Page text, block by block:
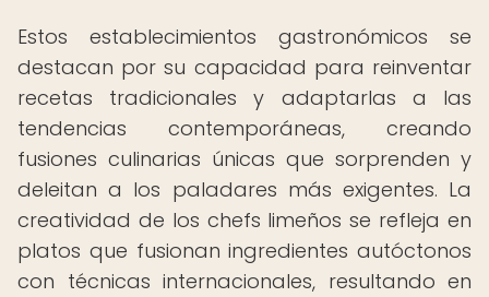
Estos establecimientos gastronómicos se
destacan por su capacidad para reinventar
recetas tradicionales y adaptarlas a las
tendencias contemporáneas, creando
fusiones culinarias únicas que sorprenden y
deleitan a los paladares más exigentes. La
creatividad de los chefs limeños se refleja en
platos que fusionan ingredientes autóctonos
con técnicas internacionales, resultando en